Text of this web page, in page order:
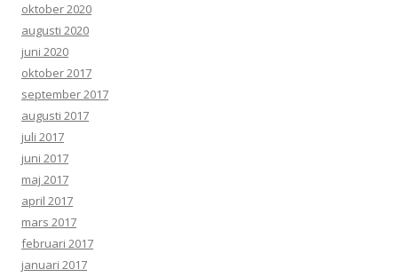
oktober 2020
augusti 2020
juni 2020
oktober 2017
september 2017
augusti 2017
juli 2017
juni 2017
maj 2017
april 2017
mars 2017
februari 2017
januari 2017